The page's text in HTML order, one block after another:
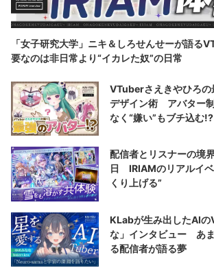
「女子研究大学」ニキ＆しろせんせーが語
要なのは非日常より“イカレた奴”の日常
VTuberさえきやひろの
デザイン術 アバター
なく“嫌い”もブチ込む!?
配信者とリスナーの境
日 IRIAMのリアルイ
くり上げる”
KLabが生み出したAI
な」インタビュー あ
る配信者が語る夢